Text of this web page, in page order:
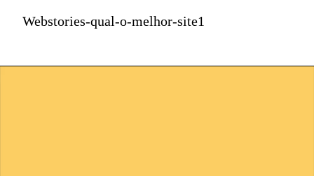
Webstories-qual-o-melhor-site1